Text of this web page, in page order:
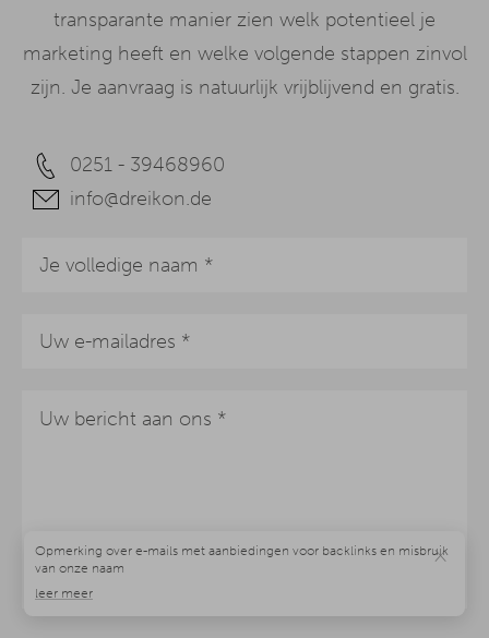
transparante manier zien welk potentieel je
marketing heeft en welke volgende stappen zinvol
zijn. Je aanvraag is natuurlijk vrijblijvend en gratis.
0251 - 39468960
info@dreikon.de
×